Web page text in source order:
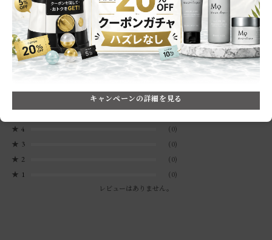
User’s Review
お客様の声
0.0 レビュー件数：0件
★ 4
(0)
★ 3
(0)
★ 2
(0)
★ 1 (0)
レビューはありません。
キャンペーンの詳細を見る